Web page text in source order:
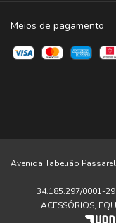
Meios de pagamento
Avenida Tabelião
34.185.297/0001-29
ACESSÓRIOS,